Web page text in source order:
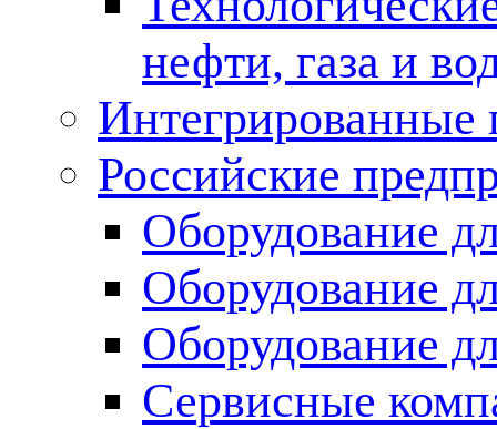
нефти, газа и
Российские
Оборудование
Оборудование
Оборудование
Сервисные